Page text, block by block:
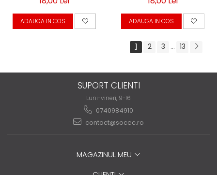
ADAUGA IN COS
Zamfirescu
ADAUGA IN COS
1 2 3 ... 13
SUPORT CLIENTI
Luni-vineri, 9-16
0740984910
contact@socec.ro
MAGAZINUL MEU